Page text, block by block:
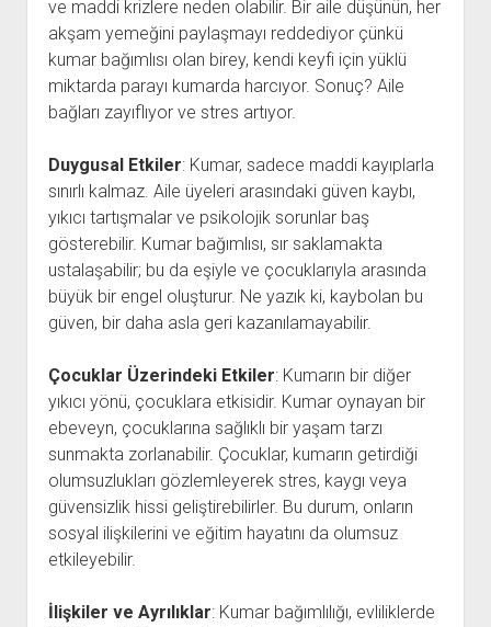
ve maddi krizlere neden olabilir. Bir aile düşünün, her
akşam yemeğini paylaşmayı reddediyor çünkü
kumar bağımlısı olan birey, kendi keyfi için yüklü
miktarda parayı kumarda harcıyor. Sonuç? Aile
bağları zayıflıyor ve stres artıyor.
Duygusal Etkiler: Kumar, sadece maddi kayıplarla
sınırlı kalmaz. Aile üyeleri arasındaki güven kaybı,
yıkıcı tartışmalar ve psikolojik sorunlar baş
gösterebilir. Kumar bağımlısı, sır saklamakta
ustalaşabilir; bu da eşiyle ve çocuklarıyla arasında
büyük bir engel oluşturur. Ne yazık ki, kaybolan bu
güven, bir daha asla geri kazanılamayabilir.
Çocuklar Üzerindeki Etkiler: Kumarın bir diğer
yıkıcı yönü, çocuklara etkisidir. Kumar oynayan bir
ebeveyn, çocuklarına sağlıklı bir yaşam tarzı
sunmakta zorlanabilir. Çocuklar, kumarın getirdiği
olumsuzlukları gözlemleyerek stres, kaygı veya
güvensizlik hissi geliştirebilirler. Bu durum, onların
sosyal ilişkilerini ve eğitim hayatını da olumsuz
etkileyebilir.
İlişkiler ve Ayrılıklar: Kumar bağımlılığı, evliliklerde